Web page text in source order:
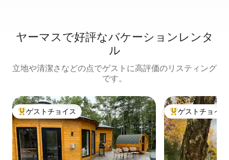
ヤーマスで好評なバケーションレンタ
ル
立地や清潔さなどの点でゲストに高評価のリスティング
です。
大好評のゲストチョイスです。
ゲストチョイス 大好評のゲスト
ゲストチョイス